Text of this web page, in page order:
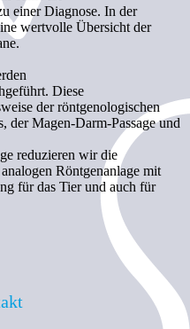
einer Diagnose. In der
wertvolle Übersicht der
Diese
der röntgenologischen
der Magen-Darm-Passage und
reduzieren wir die
Röntgenanlage mit
für das Tier und auch für